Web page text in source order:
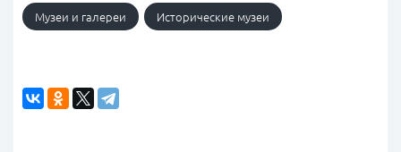
Музеи и галереи Исторические музеи